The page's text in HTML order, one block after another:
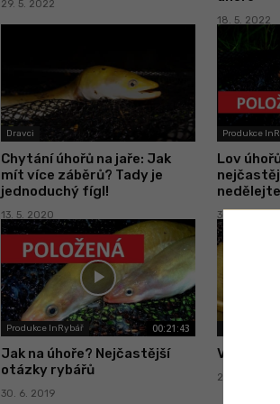
29. 5. 2022
18. 5. 2022
Dravci
Chytání úhořů na jaře: Jak
mít více záběrů? Tady je
jednoduchý fígl!
13. 5. 2020
Produkce
Lov
30. 3. 2020
Produkce InRybář 00:21:43
Jak na úhoře? Nejčastější
otázky rybářů
30. 6. 2019
VIDEO:
20. 6. 2019